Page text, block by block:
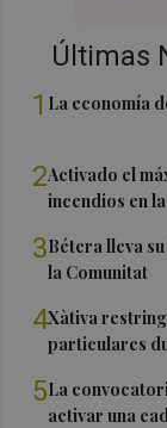
Últimas
1 La economía
2Activado el
incendios en
3Bétera lleva
la Comunitat
4Xàtiva
particulares
5La
activar una